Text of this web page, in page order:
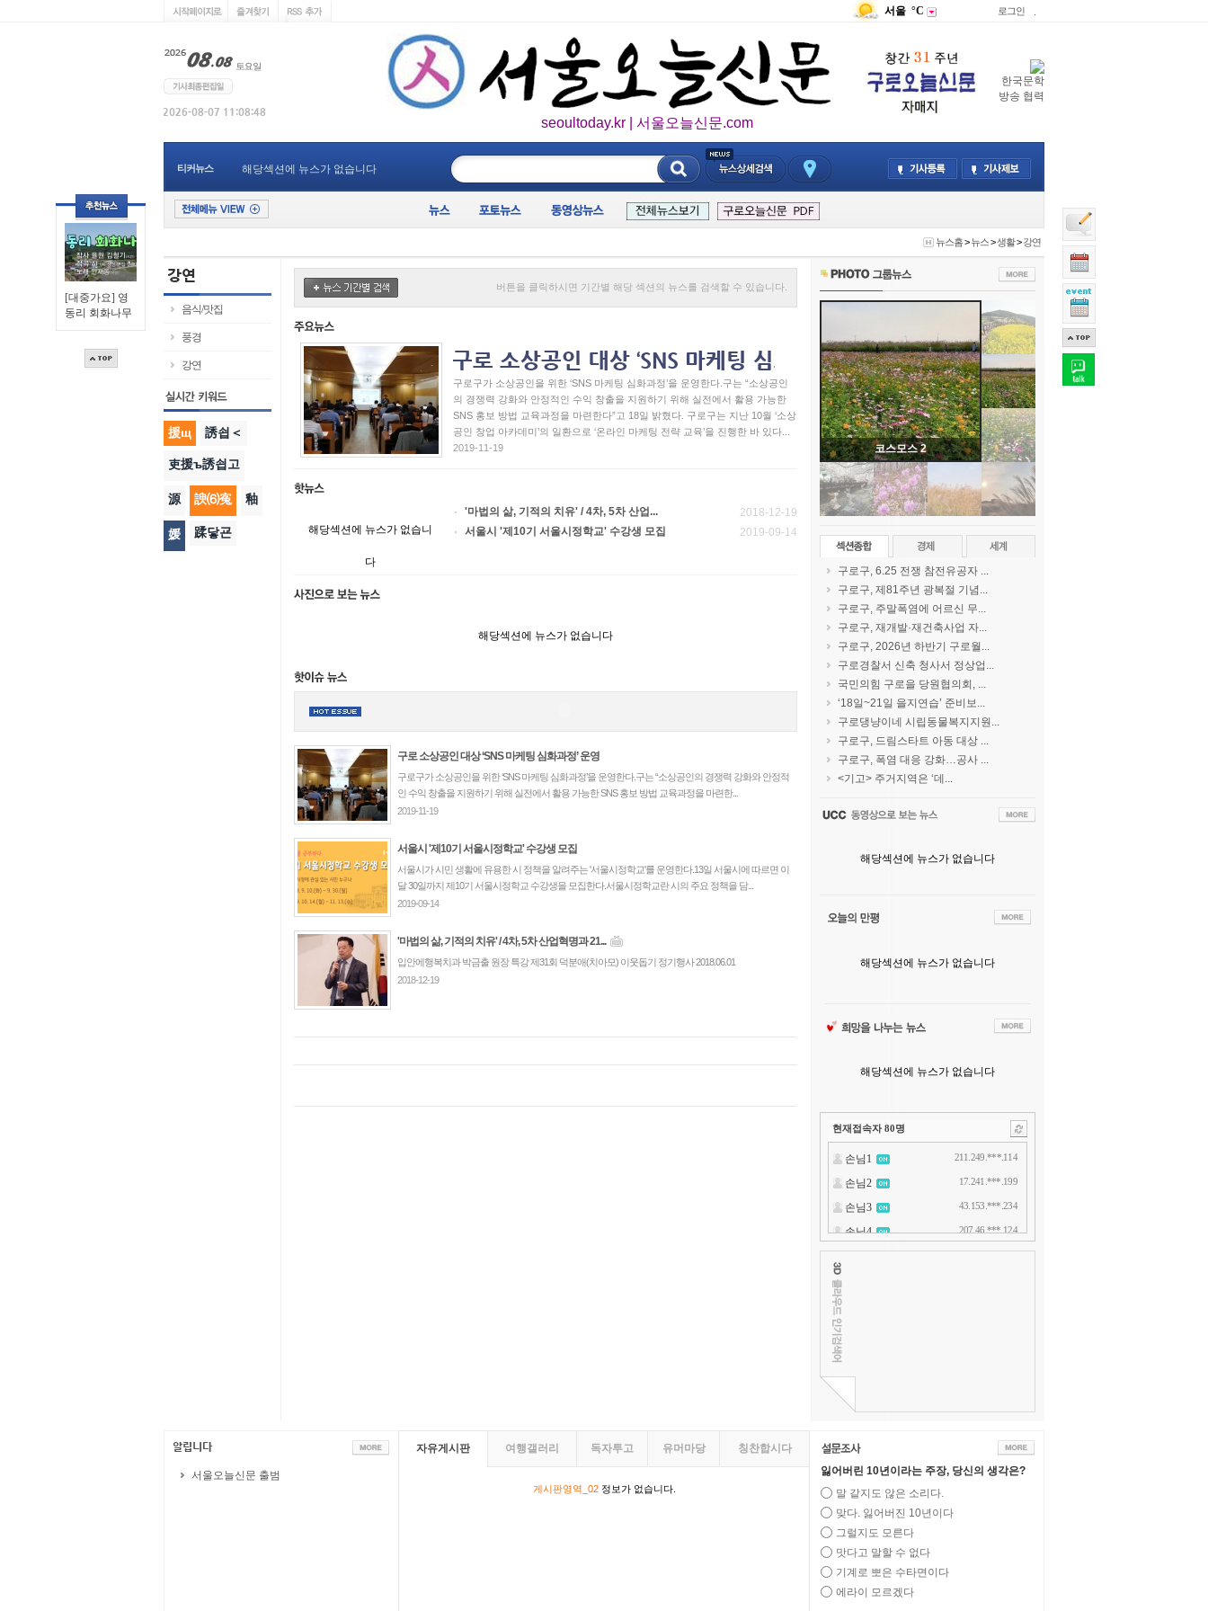
[대중가요] 영
동리 회화나무
서울 °C 로그인
seoultoday.kr | 서울오늘신문.com
한국문학
방송 협력
티커뉴스 해당섹션에 뉴스가 없습니다
뉴스홈>뉴스>생활>강연
음식/맛집
풍경
강연
援щ 誘쇱＜
吏援ъ誘쇱고
源 諛⑹寃 釉
媛 蹂닿굔
버튼을 클릭하시면 기간별 해당 섹션의 뉴스를 검색할 수 있습니다.
구로구가 소상공인을 위한 ‘SNS 마케팅 심화과정’을 운영한다.구는 “소상공인
의 경쟁력 강화와 안정적인 수익 창출을 지원하기 위해 실전에서 활용 가능한
SNS 홍보 방법 교육과정을 마련한다”고 18일 밝혔다. 구로구는 지난 10월 ‘소상
공인 창업 아카데미’의 일환으로 ‘온라인 마케팅 전략 교육’을 진행한 바 있다...
2019-11-19
해당섹션에 뉴스가 없습니
다
'마법의 삶, 기적의 치유' / 4차, 5차 산업...
2018-12-19
서울시 '제10기 서울시정학교' 수강생 모집
2019-09-14
해당섹션에 뉴스가 없습니다
구로 소상공인 대상 ‘SNS 마케팅 심화과정’ 운영
구로구가 소상공인을 위한 ‘SNS 마케팅 심화과정’을 운영한다.구는 “소상공인의 경쟁력 강화와 안정적
인 수익 창출을 지원하기 위해 실전에서 활용 가능한 SNS 홍보 방법 교육과정을 마련한...
2019-11-19
서울시 '제10기 서울시정학교' 수강생 모집
서울시가 시민 생활에 유용한 시 정책을 알려주는 '서울시정학교'를 운영한다.13일 서울시에 따르면 이
달 30일까지 제10기 서울시정학교 수강생을 모집한다.서울시정학교란 시의 주요 정책을 담...
2019-09-14
'마법의 삶, 기적의 치유' / 4차, 5차 산업혁명과 21...
입안에행복치과 박금출 원장 특강 제31회 덕분애(치아모) 이웃돕기 정기행사 2018.06.01
2018-12-19
코스모스 1
구로구, 6.25 전쟁 참전유공자 ...
구로구, 제81주년 광복절 기념...
구로구, 주말폭염에 어르신 무...
구로구, 재개발·재건축사업 자...
구로구, 2026년 하반기 구로월...
구로경찰서 신축 청사서 정상업...
국민의힘 구로을 당원협의회, ...
‘18일~21일 을지연습’ 준비보...
구로댕냥이네 시립동물복지지원...
구로구, 드림스타트 아동 대상 ...
구로구, 폭염 대응 강화…공사 ...
<기고> 주거지역은 ‘데...
해당섹션에 뉴스가 없습니다
해당섹션에 뉴스가 없습니다
해당섹션에 뉴스가 없습니다
현재접속자 80명
서울오늘신문 출범
자유게시판 여행갤러리 독자투고 유머마당 칭찬합시다
게시판영역_02정보가 없습니다.
잃어버린 10년이라는 주장, 당신의 생각은?
말 같지도 않은 소리다.
맞다. 잃어버진 10년이다
그럴지도 모른다
맛다고 말할 수 없다
기계로 뽀은 수타면이다
에라이 모르겠다